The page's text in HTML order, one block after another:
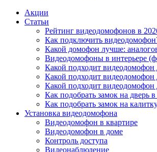
Акции
Статьи
Рейтинг видеодомофонов в
Как подключить
Какой домофон лучше:
Видеодомофоны в интерьере
Какой подходит видеодомофон
Какой подходит видеодомофон
Какой подходит видеодомофон
Как подобрать замок на дверь
Как подобрать замок на
Установка видеодомофона
Видеодомофон в квартире
Видеодомофон в доме
Контроль доступа
Видеонаблюдение